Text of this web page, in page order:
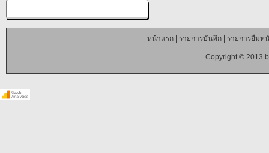
หน้าแรก| รายการบันทึก| รายการยืมห
Copyright © 2013